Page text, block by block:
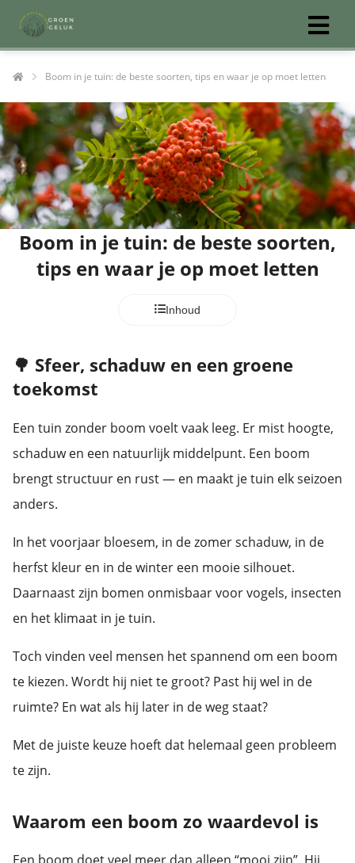
Boom in je tuin: de beste soorten, tips en waar je op moet letten
Boom in je tuin: de beste soorten,
tips en waar je op moet letten
Inhoud
🌳 Sfeer, schaduw en een groene
toekomst
Een tuin zonder boom voelt vaak leeg. Er mist hoogte,
schaduw en een natuurlijk middelpunt. Een boom
brengt structuur en rust — en maakt je tuin elk seizoen
anders.
In het voorjaar bloesem, in de zomer schaduw, in de
herfst kleur en in de winter een mooie silhouet.
Daarnaast zijn bomen onmisbaar voor vogels, insecten
en het klimaat in je tuin.
Toch vinden veel mensen het spannend om een boom
te kiezen. Wordt hij niet te groot? Past hij wel in de
ruimte? En wat als hij later in de weg staat?
Met de juiste keuze hoeft dat helemaal geen probleem
te zijn.
Waarom een boom zo waardevol is
policy
zijn
om
kan de
worden
te
van
op
gebruikt
te
Hierdoor
van